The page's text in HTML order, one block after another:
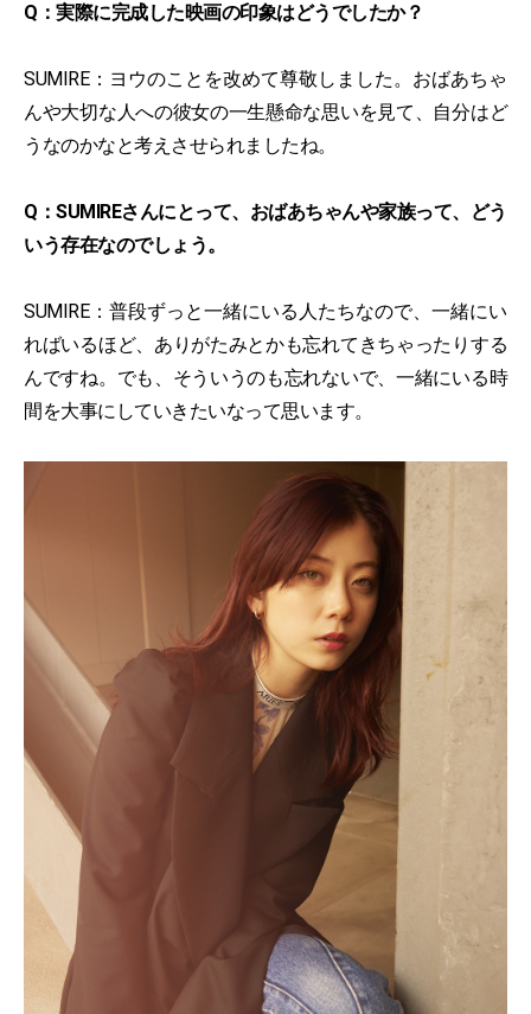
Q：実際に完成した映画の印象はどうでしたか？
SUMIRE：ヨウのことを改めて尊敬しました。おばあちゃ
んや大切な人への彼女の一生懸命な思いを見て、自分はど
うなのかなと考えさせられましたね。
Q：SUMIREさんにとって、おばあちゃんや家族って、どう
いう存在なのでしょう。
SUMIRE：普段ずっと一緒にいる人たちなので、一緒にい
ればいるほど、ありがたみとかも忘れてきちゃったりする
んですね。でも、そういうのも忘れないで、一緒にいる時
間を大事にしていきたいなって思います。